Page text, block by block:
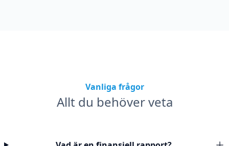
Vanliga frågor
Allt du behöver veta